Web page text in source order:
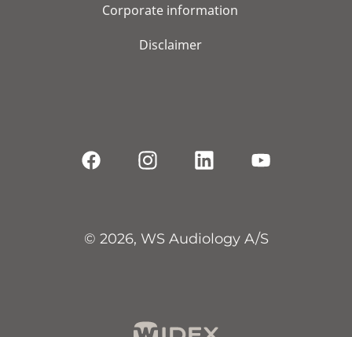
Corporate information
Disclaimer
© 2026, WS Audiology A/S